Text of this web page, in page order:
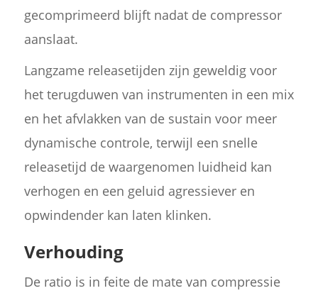
gecomprimeerd blijft nadat de compressor
aanslaat.
Langzame releasetijden zijn geweldig voor
het terugduwen van instrumenten in een mix
en het afvlakken van de sustain voor meer
dynamische controle, terwijl een snelle
releasetijd de waargenomen luidheid kan
verhogen en een geluid agressiever en
opwindender kan laten klinken.
Verhouding
De ratio is in feite de mate van compressie